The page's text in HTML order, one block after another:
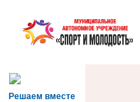
Решаем вместе